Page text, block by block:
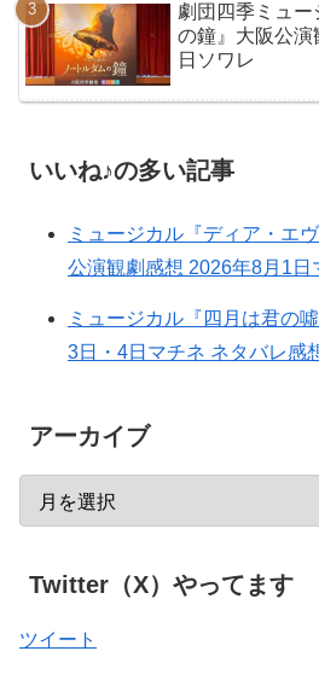
劇団四季ミュー
の鐘』大阪公
日ソワレ
いいね♪の多い記事
ミュージカル『ディア・エ
公演観劇感想 2026年8月1日
ミュージカル『四月は君の
3日・4日マチネ ネタバレ感
アーカイブ
Twitter（X）やってます
ツイート